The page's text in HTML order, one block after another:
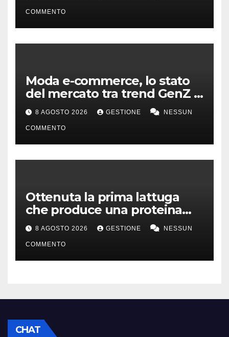
COMMENTO
Moda e-commerce, lo stato
del mercato tra trend GenZ e
second hand
8 AGOSTO 2026 GESTIONE NESSUN
COMMENTO
Ottenuta la prima lattuga
che produce una proteina
chiave della carne
8 AGOSTO 2026 GESTIONE NESSUN
COMMENTO
CHAT